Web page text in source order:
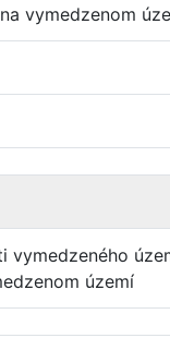
vymedzenom
vymedzeného
území